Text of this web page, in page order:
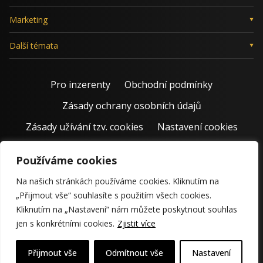
Používáme cookies
Na našich stránkách používáme cookies. Kliknutím na
„Přijmout vše“ souhlasíte s použitím všech cookies.
Kliknutím na „Nastavení“ nám můžete poskytnout souhlas
jen s konkrétními cookies. Zjistit více
Nastavení
Odmítnout vše
Přijmout vše
Marketing
Další témata
Pro inzerenty
Obchodní podmínky
Zásady ochrany osobních údajů
Zásady užívání tzv. cookies
Nastavení cookies
© 2011 – 2026 Jiří Rostecký | Inspiruje české podnikatele už 15